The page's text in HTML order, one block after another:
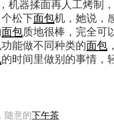
机器揉面再人工烤制
松下面包机，她说，
面包质地很棒，完全可
能做不同种类的面包
的时间里做别的事情，
，随意的下午茶